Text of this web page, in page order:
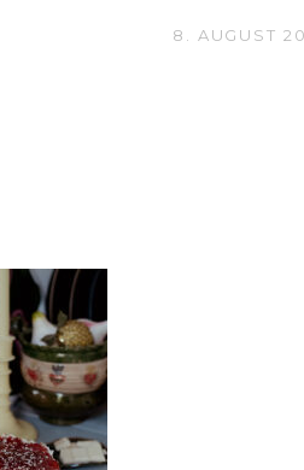
8. AUGUST